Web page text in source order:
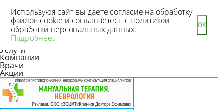
Новости
Статьи
Услуги
Компании
Врачи
Акции
Используюя сайт вы даете согласие на обработку
файлов cookie и соглашаетесь с политикой
обработки персональных данных.
Подробнее.
ОК